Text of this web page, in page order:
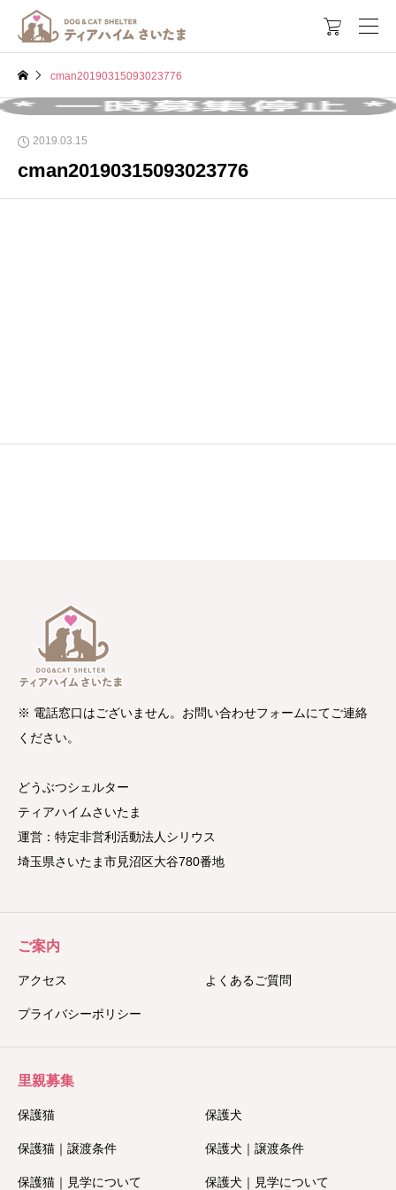

cman20190315093023776
2019.03.15
cman20190315093023776
※ 電話窓口はございません。お問い合わせフォームにてご連絡
ください。
どうぶつシェルター
ティアハイムさいたま
運営：特定非営利活動法人シリウス
埼玉県さいたま市見沼区大谷780番地
ご案内
アクセス よくあるご質問
プライバシーポリシー
里親募集
保護猫 保護犬
保護猫｜譲渡条件 保護犬｜譲渡条件
保護猫｜見学について 保護犬｜見学について